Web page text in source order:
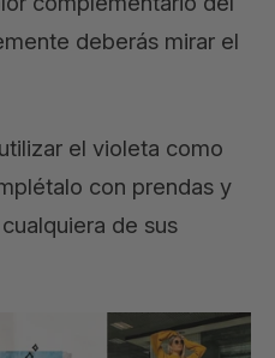
deberás mirar el
el violeta como
con prendas y
de sus